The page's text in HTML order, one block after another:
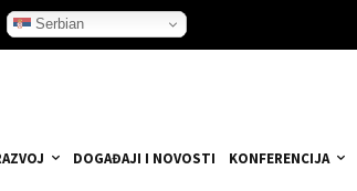
Serbian
DOGAĐAJI I NOVOSTI KONFERENCIJA